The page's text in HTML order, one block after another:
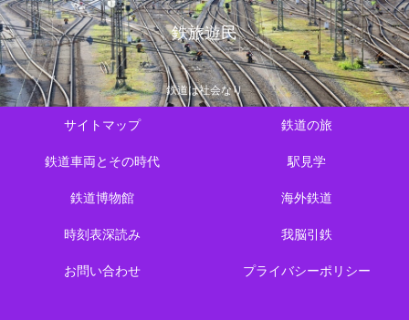
鉄旅遊民
鉄道は社会なり
サイトマップ 鉄道の旅
鉄道車両とその時代 駅見学
鉄道博物館 海外鉄道
時刻表深読み 我脳引鉄
お問い合わせ プライバシーポリシー